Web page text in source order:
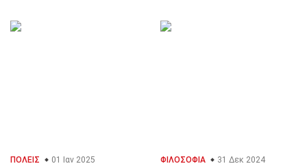
ΠΌΛΕΙΣ 01 Ιαν 2025 ΦΙΛΟΣΟΦΊΑ 31 Δεκ 2024